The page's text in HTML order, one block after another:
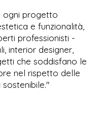
ogni progetto
e funzionalità,
professionisti -
interior designer,
che soddisfano le
nel rispetto delle